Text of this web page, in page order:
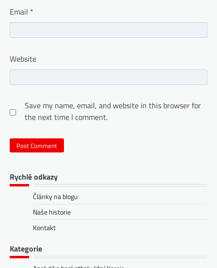
Email *
Website
Save my name, email, and website in this browser for
the next time I comment.
Rychlé odkazy
Články na blogu
Naše historie
Kontakt
Kategorie